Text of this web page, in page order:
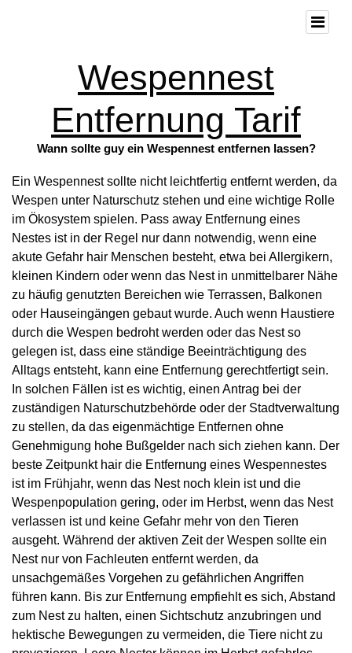
Wespennest
Entfernung Tarif
Wann sollte guy ein Wespennest entfernen lassen?
Ein Wespennest sollte nicht leichtfertig entfernt werden, da
Wespen unter Naturschutz stehen und eine wichtige Rolle
im Ökosystem spielen. Pass away Entfernung eines
Nestes ist in der Regel nur dann notwendig, wenn eine
akute Gefahr hair Menschen besteht, etwa bei Allergikern,
kleinen Kindern oder wenn das Nest in unmittelbarer Nähe
zu häufig genutzten Bereichen wie Terrassen, Balkonen
oder Hauseingängen gebaut wurde. Auch wenn Haustiere
durch die Wespen bedroht werden oder das Nest so
gelegen ist, dass eine ständige Beeinträchtigung des
Alltags entsteht, kann eine Entfernung gerechtfertigt sein.
In solchen Fällen ist es wichtig, einen Antrag bei der
zuständigen Naturschutzbehörde oder der Stadtverwaltung
zu stellen, da das eigenmächtige Entfernen ohne
Genehmigung hohe Bußgelder nach sich ziehen kann. Der
beste Zeitpunkt hair die Entfernung eines Wespennestes
ist im Frühjahr, wenn das Nest noch klein ist und die
Wespenpopulation gering, oder im Herbst, wenn das Nest
verlassen ist und keine Gefahr mehr von den Tieren
ausgeht. Während der aktiven Zeit der Wespen sollte ein
Nest nur von Fachleuten entfernt werden, da
unsachgemäßes Vorgehen zu gefährlichen Angriffen
führen kann. Bis zur Entfernung empfiehlt es sich, Abstand
zum Nest zu halten, einen Sichtschutz anzubringen und
hektische Bewegungen zu vermeiden, die Tiere nicht zu